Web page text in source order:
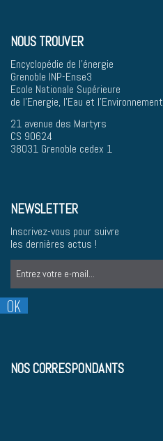
NOUS TROUVER
Encyclopédie de l'énergie
Grenoble INP-Ense3
Ecole Nationale Supérieure
de l'Energie, l'Eau et l'Environnement
21 avenue des Martyrs
CS 90624
38031 Grenoble cedex 1
NEWSLETTER
Inscrivez-vous pour suivre
les dernières actus !
NOS CORRESPONDANTS